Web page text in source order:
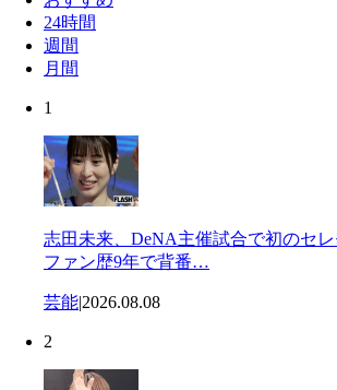
24時間
週間
月間
1
志田未来、DeNA主催試合で初のセレ
ファン歴9年で背番…
芸能|2026.08.08
2